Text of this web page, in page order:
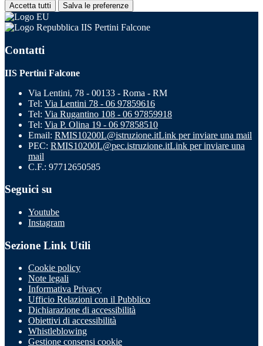
Accetta tutti Salva le preferenze
IIS Pertini Falcone
Contatti
IIS Pertini Falcone
Via Lentini, 78 - 00133 - Roma - RM
Tel: Via Lentini 78 - 06 97859616
Tel: Via Rugantino 108 - 06 97859918
Tel: Via P. Olina 19 - 06 97858510
Email: RMIS10200L@istruzione.itLink per inviare una mail
PEC: RMIS10200L@pec.istruzione.itLink per inviare una
mail
C.F.: 97712650585
Seguici su
Youtube
Instagram
Sezione Link Utili
Cookie policy
Note legali
Informativa Privacy
Ufficio Relazioni con il Pubblico
Dichiarazione di accessibilità
Obiettivi di accessibilità
Whistleblowing
Gestione consensi cookie